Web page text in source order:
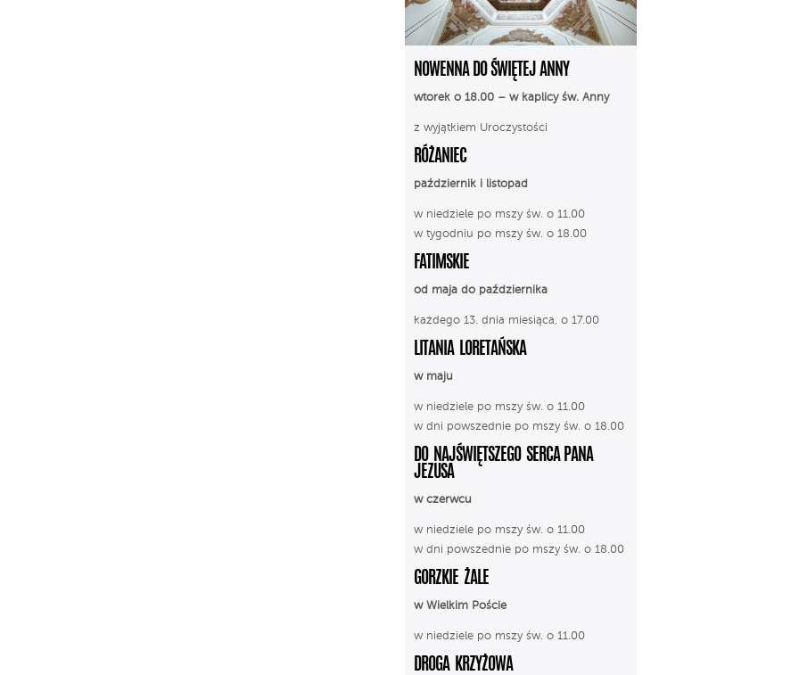
NOWENNA DO ŚWIĘTEJ ANNY
wtorek o 18.00 – w kaplicy św. Anny
z wyjątkiem Uroczystości
RÓŻANIEC
październik i listopad
w niedziele po mszy św. o 11.00
w tygodniu po mszy św. o 18.00
FATIMSKIE
od maja do października
każdego 13. dnia miesiąca, o 17.00
LITANIA LORETAŃSKA
w maju
w niedziele po mszy św. o 11.00
w dni powszednie po mszy św. o 18.00
DO NAJŚWIĘTSZEGO SERCA PANA
JEZUSA
w czerwcu
w niedziele po mszy św. o 11.00
w dni powszednie po mszy św. o 18.00
GORZKIE ŻALE
w Wielkim Poście
w niedziele po mszy św. o 11.00
DROGA KRZYŻOWA